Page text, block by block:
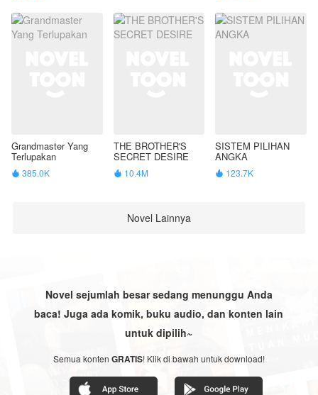
Grandmaster Yang
Terlupakan
 385.0K
THE BROTHER'S
SECRET DESIRE
 10.4M
SISTEM PILIHAN
ANGKA
 123.7K
Novel Lainnya
Novel sejumlah besar sedang menunggu Anda
baca! Juga ada komik, buku audio, dan konten lain
untuk dipilih~
Semua konten GRATIS! Klik di bawah untuk download!